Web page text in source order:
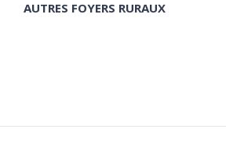
AUTRES FOYERS RURAUX